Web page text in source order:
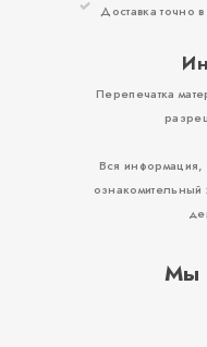
Мы
Доставка точно
Перепечатка
Вся информация,
ознакомительный